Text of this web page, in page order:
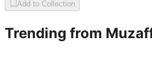
Add to Collection
Trending from